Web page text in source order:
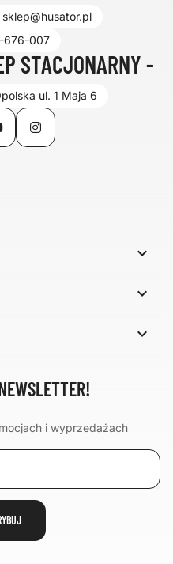
676-007
STACJONARNY -
ul. 1 Maja 6
YouTubeInstagram



i wyprzedażach